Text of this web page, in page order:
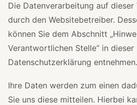
Die Datenverarbeitung auf
durch den Websitebetreiber.
können Sie dem Abschnitt
Verantwortlichen Stelle“ in dieser
Datenschutzerklärung entnehmen.
Ihre Daten werden zum einen
Sie uns diese mitteilen. Hierbei